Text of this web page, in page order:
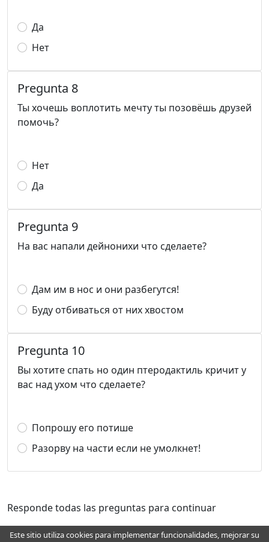
Да
Нет
Pregunta 8
Ты хочешь воплотить мечту ты позовёшь друзей
помочь?
Нет
Да
Pregunta 9
На вас напали дейнонихи что сделаете?
Дам им в нос и они разбегутся!
Буду отбиваться от них хвостом
Pregunta 10
Вы хотите спать но один птеродактиль кричит у
вас над ухом что сделаете?
Попрошу его потише
Разорву на части если не умолкнет!
Responde todas las preguntas para continuar
Este sitio utiliza cookies para implementar funcionalidades, mejorar su